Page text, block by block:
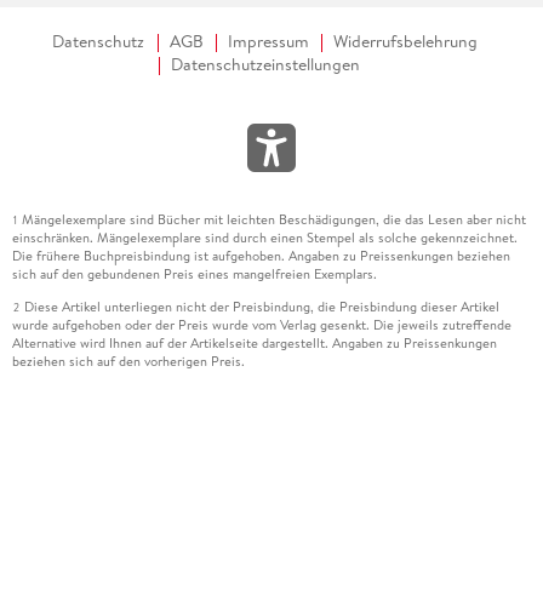
Datenschutz AGB Impressum
Widerrufsbelehrung
Datenschutzeinstellungen
1 Mängelexemplare sind Bücher mit leichten Beschädigungen, die das Lesen aber nicht
einschränken. Mängelexemplare sind durch einen Stempel als solche gekennzeichnet.
Die frühere Buchpreisbindung ist aufgehoben. Angaben zu Preissenkungen beziehen
sich auf den gebundenen Preis eines mangelfreien Exemplars.
2 Diese Artikel unterliegen nicht der Preisbindung, die Preisbindung dieser Artikel
wurde aufgehoben oder der Preis wurde vom Verlag gesenkt. Die jeweils zutreffende
Alternative wird Ihnen auf der Artikelseite dargestellt. Angaben zu Preissenkungen
beziehen sich auf den vorherigen Preis.